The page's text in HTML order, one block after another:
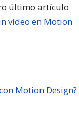
último artículo
vídeo en Motion
Motion Design?